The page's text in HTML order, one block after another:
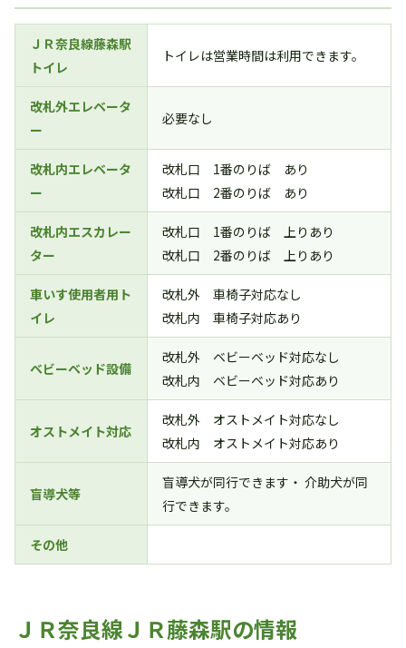
ＪＲ奈良線藤森駅
トイレ
トイレは営業時間は利用できます。
改札外エレベータ
ー
必要なし
改札内エレベータ
ー
改札口 1番のりば あり
改札口 2番のりば あり
改札内エスカレー
ター
改札口 1番のりば 上りあり
改札口 2番のりば 上りあり
車いす使用者用ト
イレ
改札外 車椅子対応なし
改札内 車椅子対応あり
ベビーベッド設備
改札外 ベビーベッド対応なし
改札内 ベビーベッド対応あり
オストメイト対応
改札外 オストメイト対応なし
改札内 オストメイト対応あり
盲導犬等
盲導犬が同行できます・ 介助犬が同
行できます。
その他
ＪＲ奈良線ＪＲ藤森駅の情報